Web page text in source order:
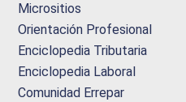
Micrositios
Orientación Profesional
Enciclopedia Tributaria
Enciclopedia Laboral
Comunidad Errepar